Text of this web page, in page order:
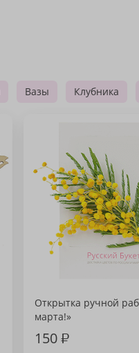
Вазы Клубника
Открытка ручной
марта!»
150₽